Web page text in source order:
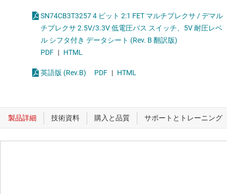
SN74CB3T3257 4 ビット 2:1 FET マルチプレクサ / デマル
チプレクサ 2.5V/3.3V 低電圧バス スイッチ、5V 耐圧レベ
ル シフタ付き データシート (Rev. B 翻訳版)
PDF | HTML
英語版 (Rev.B) PDF | HTML